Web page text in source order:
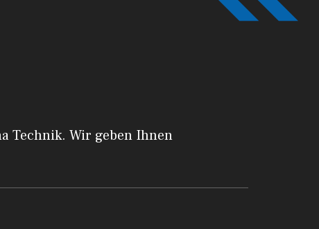
Technik. Wir geben Ihnen